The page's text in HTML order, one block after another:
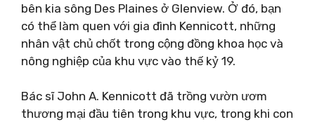
bên kia sông Des Plaines ở Glenview. Ở đó, bạn
có thể làm quen với gia đình Kennicott, những
nhân vật chủ chốt trong cộng đồng khoa học và
nông nghiệp của khu vực vào thế kỷ 19.
Bác sĩ John A. Kennicott đã trồng vườn ươm
thương mại đầu tiên trong khu vực, trong khi con